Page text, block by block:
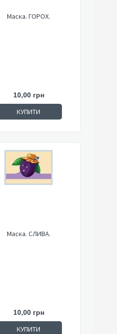
Маска. ГОРОХ.
10,00 грн
КУПИТИ
Маска. СЛИВА.
10,00 грн
КУПИТИ